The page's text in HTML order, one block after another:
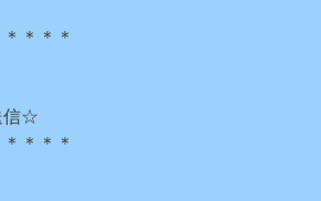
＊＊＊
信☆
＊＊＊